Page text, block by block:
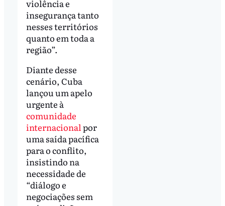
violência e
insegurança tanto
nesses territórios
quanto em toda a
região”.
Diante desse
cenário, Cuba
lançou um apelo
urgente à
comunidade
internacional por
uma saída pacífica
para o conflito,
insistindo na
necessidade de
“diálogo e
negociações sem